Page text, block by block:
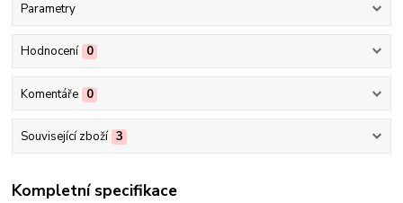
Parametry
Hodnocení 0
Komentáře 0
Související zboží 3
Kompletní specifikace